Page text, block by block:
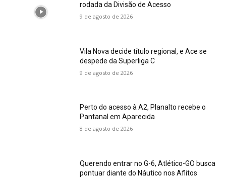
rodada da Divisão de Acesso
9 de agosto de 2026
Vila Nova decide título regional, e Ace se
despede da Superliga C
9 de agosto de 2026
Perto do acesso à A2, Planalto recebe o
Pantanal em Aparecida
8 de agosto de 2026
Querendo entrar no G-6, Atlético-GO busca
pontuar diante do Náutico nos Aflitos